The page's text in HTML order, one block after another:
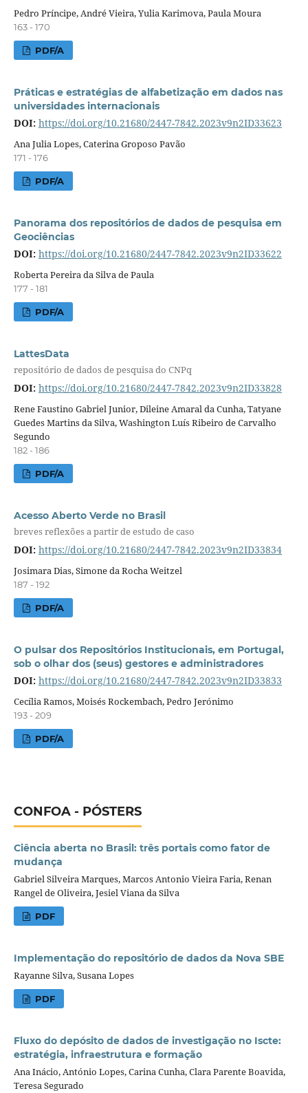
Pedro Príncipe, André Vieira, Yulia Karimova, Paula Moura
163 - 170
PDF/A
Práticas e estratégias de alfabetização em dados nas
universidades internacionais
DOI: https://doi.org/10.21680/2447-7842.2023v9n2ID33623
Ana Julia Lopes, Caterina Groposo Pavão
171 - 176
PDF/A
Panorama dos repositórios de dados de pesquisa em
Geociências
DOI: https://doi.org/10.21680/2447-7842.2023v9n2ID33622
Roberta Pereira da Silva de Paula
177 - 181
PDF/A
LattesData
repositório de dados de pesquisa do CNPq
DOI: https://doi.org/10.21680/2447-7842.2023v9n2ID33828
Rene Faustino Gabriel Junior, Dileine Amaral da Cunha, Tatyane
Guedes Martins da Silva, Washington Luís Ribeiro de Carvalho
Segundo
182 - 186
PDF/A
Acesso Aberto Verde no Brasil
breves reflexões a partir de estudo de caso
DOI: https://doi.org/10.21680/2447-7842.2023v9n2ID33834
Josimara Dias, Simone da Rocha Weitzel
187 - 192
PDF/A
O pulsar dos Repositórios Institucionais, em Portugal,
sob o olhar dos (seus) gestores e administradores
DOI: https://doi.org/10.21680/2447-7842.2023v9n2ID33833
Cecília Ramos, Moisés Rockembach, Pedro Jerónimo
193 - 209
PDF/A
CONFOA - PÓSTERS
Ciência aberta no Brasil: três portais como fator de
mudança
Gabriel Silveira Marques, Marcos Antonio Vieira Faria, Renan
Rangel de Oliveira, Jesiel Viana da Silva
PDF
Implementação do repositório de dados da Nova SBE
Rayanne Silva, Susana Lopes
PDF
Fluxo do depósito de dados de investigação no Iscte:
estratégia, infraestrutura e formação
Ana Inácio, António Lopes, Carina Cunha, Clara Parente Boavida,
Teresa Segurado